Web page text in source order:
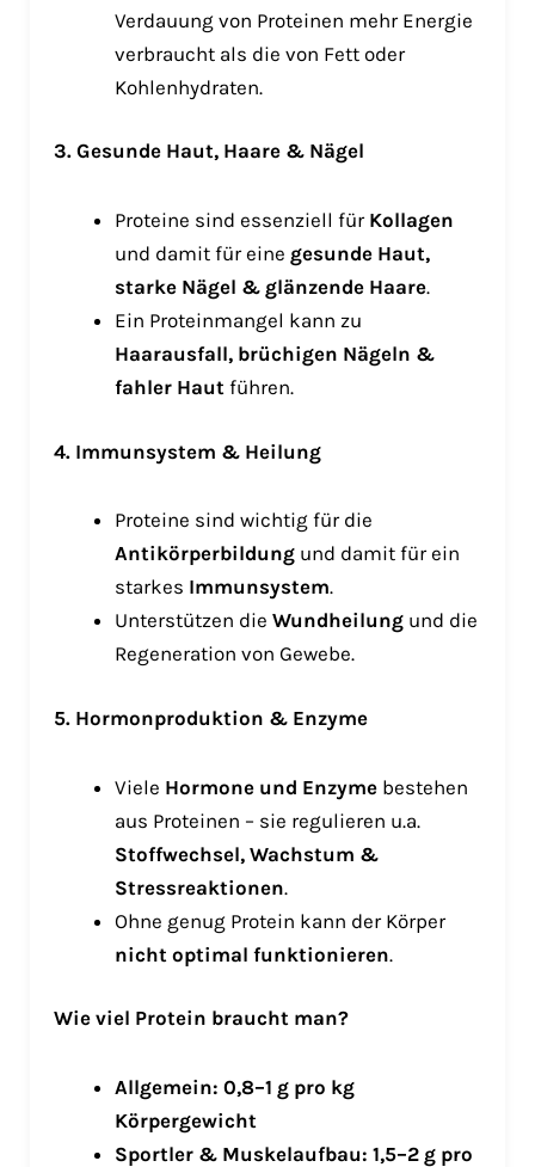
Verdauung von Proteinen mehr Energie
verbraucht als die von Fett oder
Kohlenhydraten.
3. Gesunde Haut, Haare & Nägel
Proteine sind essenziell für Kollagen
und damit für eine gesunde Haut,
starke Nägel & glänzende Haare.
Ein Proteinmangel kann zu
Haarausfall, brüchigen Nägeln &
fahler Haut führen.
4. Immunsystem & Heilung
Proteine sind wichtig für die
Antikörperbildung und damit für ein
starkes Immunsystem.
Unterstützen die Wundheilung und die
Regeneration von Gewebe.
5. Hormonproduktion & Enzyme
Viele Hormone und Enzyme bestehen
aus Proteinen – sie regulieren u.a.
Stoffwechsel, Wachstum &
Stressreaktionen.
Ohne genug Protein kann der Körper
nicht optimal funktionieren.
Wie viel Protein braucht man?
Allgemein: 0,8–1 g pro kg
Körpergewicht
Sportler & Muskelaufbau: 1,5–2 g pro